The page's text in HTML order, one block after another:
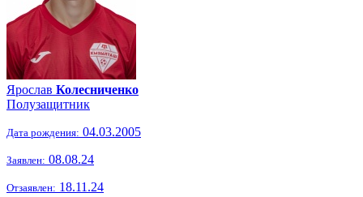
Ярослав Колесниченко
Полузащитник
Дата рождения: 04.03.2005
Заявлен: 08.08.24
Отзаявлен: 18.11.24